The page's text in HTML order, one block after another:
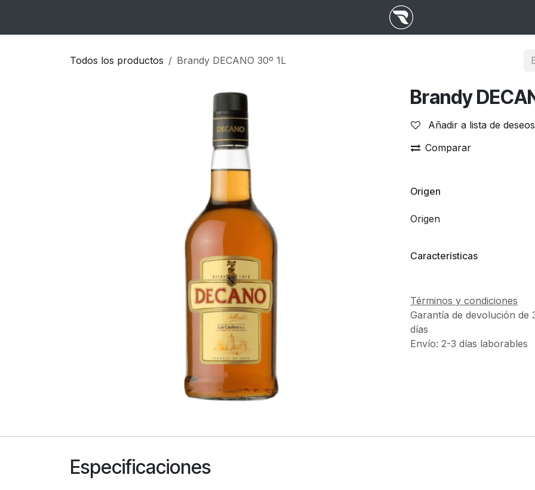
Todos los productos Brandy DECANO 30º 1L
Brandy
Añadir a lista de deseos
Comparar
Origen
Origen
Características
Términos y condiciones
Garantía de devolución de
días
Envío: 2-3 días laborables
Especificaciones